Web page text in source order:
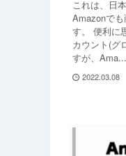
これは、日
Amazonで
す。 便利に
カウント(グ
すが、Ama...
2022.03.08